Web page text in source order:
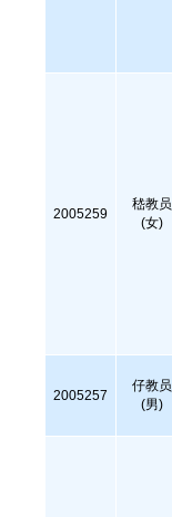
2005259
嵇教员
(女)
2005257
仔教员
(男)